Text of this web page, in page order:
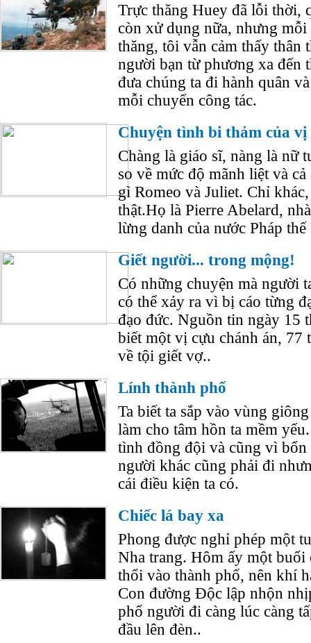
Trực thăng Huey đã lỗi thời,
còn xử dụng nữa, nhưng
thăng, tôi vẫn cảm thấy thân
người bạn từ phương xa đến
đưa chúng ta đi hành quân
mỗi chuyến công tác.
Chuyện tình bi thảm của vị
Chàng là giáo sĩ, nàng là nữ
so về mức độ mãnh liệt và
gì Romeo và Juliet. Chỉ
thật.Họ là Pierre Abelard,
lừng danh của nước Pháp
Giết người... trong mộng!
Có những chuyện mà người
có thể xảy ra vì bị cáo từng
đạo đức. Nguồn tin ngày 15
biết một vị cựu chánh án, 77
về tội giết vợ..
Lính thành phố
Ta biết ta sắp vào vùng
làm cho tâm hồn ta mềm
tình đồng đội và cũng vì
người khác cũng phải đi
cái điều kiện ta có.
Chiếc lá bay xa
Phong được nghỉ phép một
Nha trang. Hôm ấy một buổi
thổi vào thành phố, nên khí
Con đường Độc lập nhộn
phố người đi càng lúc càng
đầu lên đèn..